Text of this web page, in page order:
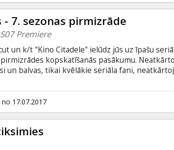
7. sezonas pirmizrāde
Premiere
un k/t "Kino Citadele" ielūdz jūs uz īpašu
kopskatīšanās pasākumu.
un balvas, tikai kvēlākie seriāla fani,
Kino Guru bezmaksas ielūgumi netiek
uzskaitē. Seanss angļu valodā ar subtitriem
no 17.07.2017